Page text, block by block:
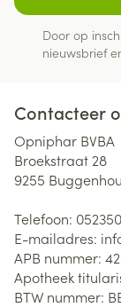
Door op
nieuwsbrief
Contacteer
Opniphar BVBA
Broekstraat 28
9255
Telefoon:
E-mailadres:
APB nummer:
Apotheek
BTW nummer: